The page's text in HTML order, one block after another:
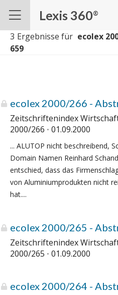
Lexis 360®
3 Ergebnisse für ecolex
ecolex 2000/266 -
Zeitschriftenindex
2000/266
01.09.2000
... ALUTOP nicht beschreibend,
Domain Namen Reinhard
entschied, dass das
von Aluminiumprodukten nicht
hat....
ecolex 2000/265 -
Zeitschriftenindex
2000/265
01.09.2000
ecolex 2000/264 -